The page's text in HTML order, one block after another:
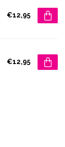
€12,95
€12,95